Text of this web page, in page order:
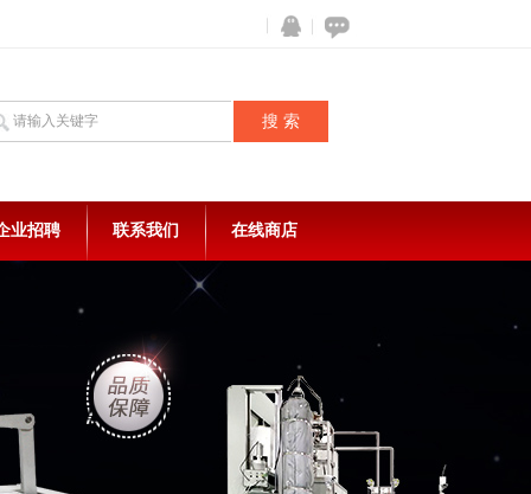
业招聘 联系我们 在线商店